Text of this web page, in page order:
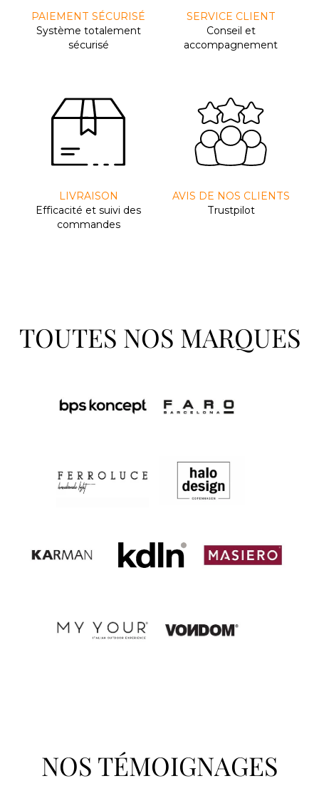
PAIEMENT SÉCURISÉ
Système totalement
sécurisé
SERVICE CLIENT
Conseil et
accompagnement
LIVRAISON
Efﬁcacité et suivi des
commandes
AVIS DE NOS CLIENTS
Trustpilot
TOUTES NOS MARQUES
NOS TÉMOIGNAGES